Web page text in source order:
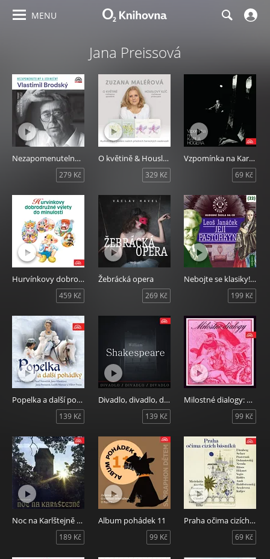
MENU
Jana Preissová
Nezapomenutelný a jedinečný
279 Kč
O květině & Houslový klíč
329 Kč
Vzpomínka na Karla Högera
69 Kč
Hurvínkovy dobrodružné výlety do minulosti
459 Kč
Žebrácká opera
269 Kč
Nebojte se klasiky! Hudební škola 22 - Její pastorkyňa
199 Kč
Popelka a další pohádky
139 Kč
Divadlo, divadlo, divadlo Shakespeare
139 Kč
Milostné dialogy: Ztracený prsten, Robin a Marion, Romeo a Julie...
99 Kč
Noc na Karlštejně - Veselohra o 3 dějstvích
189 Kč
Album pohádek 11
99 Kč
Praha očima cizích básníků
69 Kč